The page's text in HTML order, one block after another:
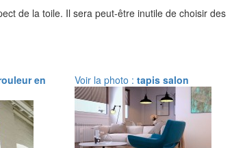
de la toile. Il sera peut-être inutile de choisir des
en
Voir la photo : tapis salon